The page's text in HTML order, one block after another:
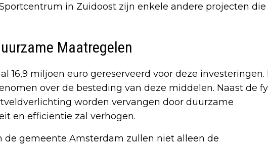
in Zuidoost zijn enkele andere projecten die
Maatregelen
16,9 miljoen euro gereserveerd voor deze investeringen.
over de besteding van deze middelen. Naast de
worden vervangen door duurzame
en efficiëntie zal verhogen.
de gemeente Amsterdam zullen niet alleen de